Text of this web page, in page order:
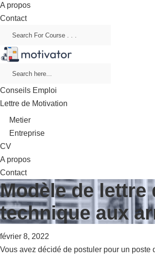
A propos
Contact
Conseils Emploi
Lettre de Motivation
Metier
Entreprise
CV
A propos
Contact
Modèle de
technique aux
février 8, 2022
Vous avez décidé de postuler pour un